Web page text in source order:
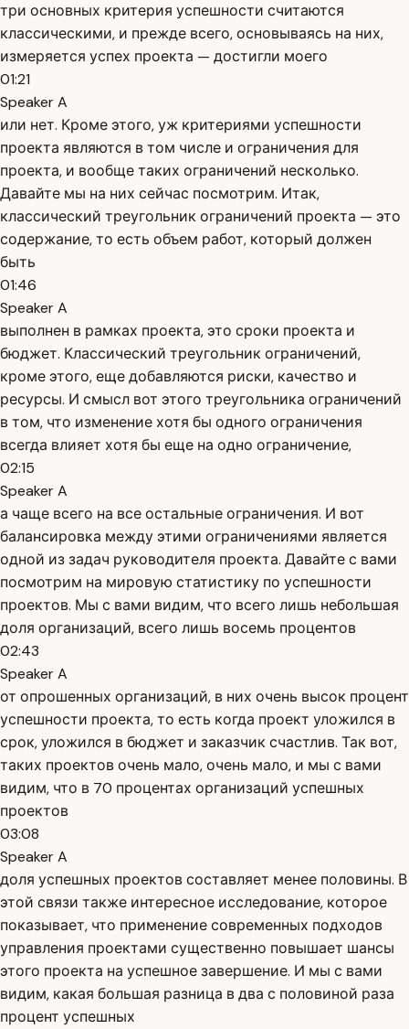
три основных критерия успешности считаются
классическими, и прежде всего, основываясь на них,
измеряется успех проекта — достигли моего
01:21
Speaker A
или нет. Кроме этого, уж критериями успешности
проекта являются в том числе и ограничения для
проекта, и вообще таких ограничений несколько.
Давайте мы на них сейчас посмотрим. Итак,
классический треугольник ограничений проекта — это
содержание, то есть объем работ, который должен
быть
01:46
Speaker A
выполнен в рамках проекта, это сроки проекта и
бюджет. Классический треугольник ограничений,
кроме этого, еще добавляются риски, качество и
ресурсы. И смысл вот этого треугольника ограничений
в том, что изменение хотя бы одного ограничения
всегда влияет хотя бы еще на одно ограничение,
02:15
Speaker A
а чаще всего на все остальные ограничения. И вот
балансировка между этими ограничениями является
одной из задач руководителя проекта. Давайте с вами
посмотрим на мировую статистику по успешности
проектов. Мы с вами видим, что всего лишь небольшая
доля организаций, всего лишь восемь процентов
02:43
Speaker A
от опрошенных организаций, в них очень высок процент
успешности проекта, то есть когда проект уложился в
срок, уложился в бюджет и заказчик счастлив. Так вот,
таких проектов очень мало, очень мало, и мы с вами
видим, что в 70 процентах организаций успешных
проектов
03:08
Speaker A
доля успешных проектов составляет менее половины. В
этой связи также интересное исследование, которое
показывает, что применение современных подходов
управления проектами существенно повышает шансы
этого проекта на успешное завершение. И мы с вами
видим, какая большая разница в два с половиной раза
процент успешных